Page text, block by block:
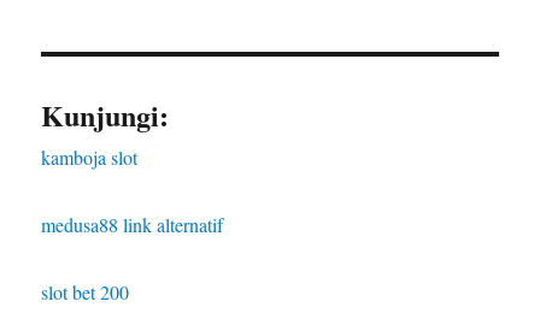
Kunjungi:
kamboja slot
medusa88 link alternatif
slot bet 200